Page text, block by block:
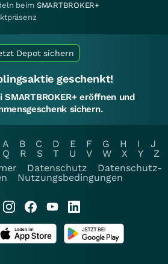
beim SMARTBROKER+
Depot sichern
geschenkt!
eröffnen und
sichern.
A B C D E F G H I
J
Q R S T U V W X Y
Z
Datenschutz
Datenschutz-
Nutzungsbedingungen